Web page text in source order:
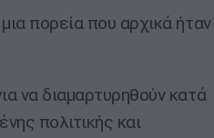
πορεία που αρχικά ήταν
να διαμαρτυρηθούν κατά
πολιτικής και